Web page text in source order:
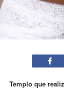
Templo que